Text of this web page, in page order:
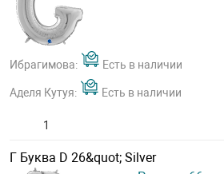
Ибрагимова: Есть в наличии
Аделя Кутуя: Есть в наличии
Г Буква D 26&quot; Silver